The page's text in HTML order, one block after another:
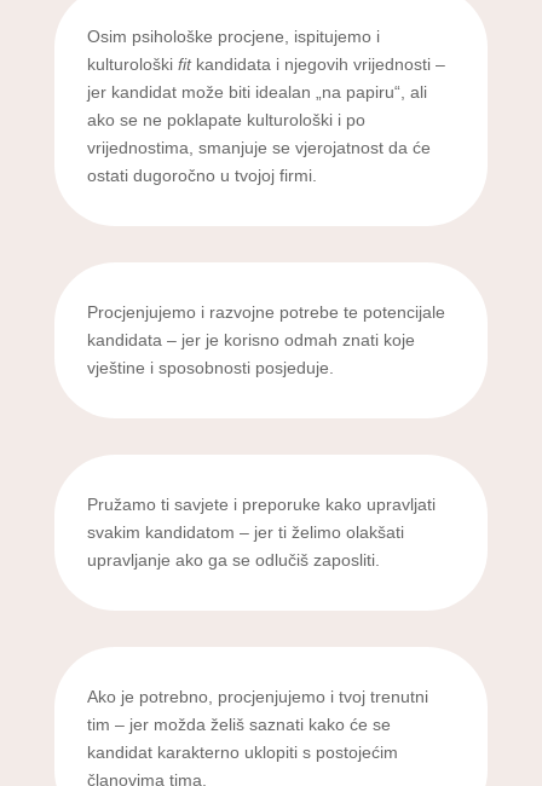
Osim psihološke procjene, ispitujemo i
kulturološki fitkandidata i njegovih vrijednosti –
jer kandidat može biti idealan „na papiru“, ali
ako se ne poklapate kulturološki i po
vrijednostima, smanjuje se vjerojatnost da će
ostati dugoročno u tvojoj firmi.
Procjenjujemo i razvojne potrebe te potencijale
kandidata – jer je korisno odmah znati koje
vještine i sposobnosti posjeduje.
Pružamo ti savjete i preporuke kako upravljati
svakim kandidatom – jer ti želimo olakšati
upravljanje ako ga se odlučiš zaposliti.
Ako je potrebno, procjenjujemo i tvoj trenutni
tim – jer možda želiš saznati kako će se
kandidat karakterno uklopiti s postojećim
članovima tima.